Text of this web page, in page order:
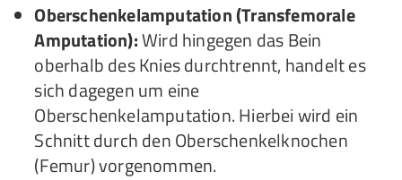
Oberschenkelamputation (Transfemorale
Amputation):Wird hingegen das Bein
oberhalb des Knies durchtrennt, handelt es
sich dagegen um eine
Oberschenkelamputation. Hierbei wird ein
Schnitt durch den Oberschenkelknochen
(Femur) vorgenommen.